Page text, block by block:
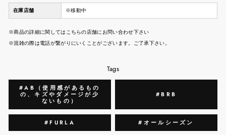
在庫店舗 ※移動中
※商品の詳細に関してはこちらの店舗にお問い合わせ下さい
※混雑の際は電話が繋がりにいくことがございます。ご了承下さい。
Tags
#AB（使用感があるもの
の、キズやダメージが少
ないもの）
#BRB
#FURLA #オールシーズン